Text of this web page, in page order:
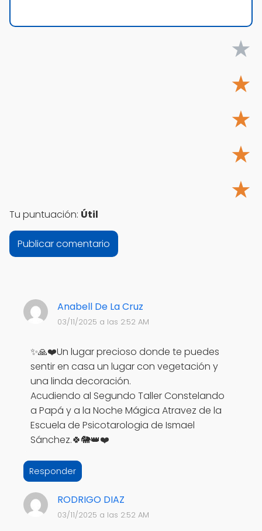
Anabell De La Cruz
03/11/2025 a las 2:52 AM
✨🙏❤️Un lugar precioso donde te puedes
sentir en casa un lugar con vegetación y
una linda decoración.
Acudiendo al Segundo Taller Constelando
a Papá y a la Noche Mágica Atravez de la
Escuela de Psicotarologia de Ismael
Sánchez.🍀🐘👑❤️
Responder
RODRIGO DIAZ
03/11/2025 a las 2:52 AM
★
★
★
★
★
Tu puntuación: Útil